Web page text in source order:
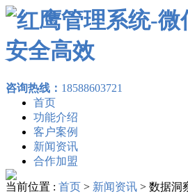
咨询热线： 18588603721
首页
功能介绍
客户案例
新闻资讯
合作加盟
当前位置 : 首页 > 新闻资讯 > 数据洞